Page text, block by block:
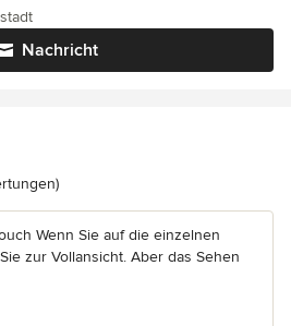
Nachricht
5 von 5 Sternen
Wenn Sie auf die einzelnen
zur Vollansicht. Aber das Sehen